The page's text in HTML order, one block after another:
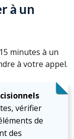
à un
minutes à un
à votre appel.
vérifier
de
des